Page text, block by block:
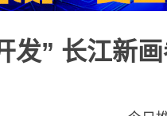
发” 长江新